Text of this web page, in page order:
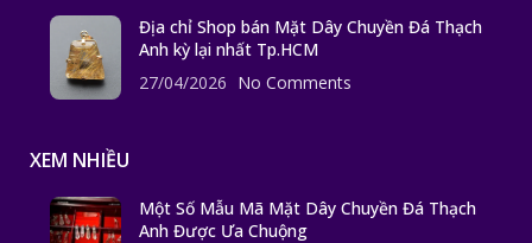
Địa chỉ Shop bán Mặt Dây Chuyền Đá Thạch
Anh kỳ lại nhất Tp.HCM
27/04/2026 No Comments
XEM NHIỀU
Một Số Mẫu Mã Mặt Dây Chuyền Đá Thạch
Anh Được Ưa Chuộng